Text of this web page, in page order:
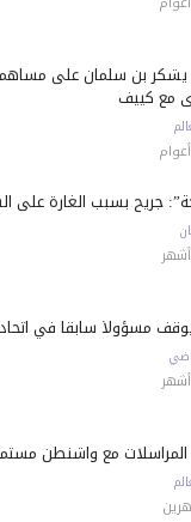
يشكر بن سلمان على
مع كييف
جريح بسبب الغارة على
مسؤولاً سابقاً في اتحاد جيانا
المراسلات مع واشنطن